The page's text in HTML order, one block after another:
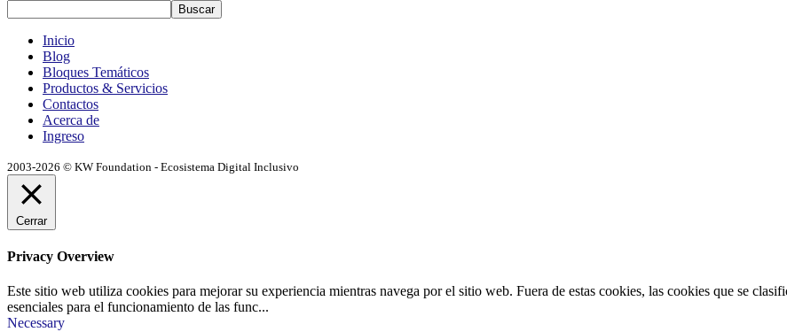
Buscar
Inicio
Blog
Bloques Temáticos
Productos & Servicios
Contactos
Acerca de
Ingreso
2003-2026 © KW Foundation - Ecosistema Digital Inclusivo
Cerrar
Privacy Overview
Este sitio web utiliza cookies para mejorar su experiencia mientras navega por el sitio web. Fuera de estas cookies, las cookies que se
esenciales para el funcionamiento de las func...
Necessary